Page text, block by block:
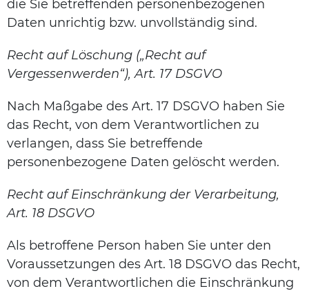
die Sie betreffenden personenbezogenen
Daten unrichtig bzw. unvollständig sind.
Recht auf Löschung („Recht auf
Vergessenwerden“), Art. 17 DSGVO
Nach Maßgabe des Art. 17 DSGVO haben Sie
das Recht, von dem Verantwortlichen zu
verlangen, dass Sie betreffende
personenbezogene Daten gelöscht werden.
Recht auf Einschränkung der Verarbeitung,
Art. 18 DSGVO
Als betroffene Person haben Sie unter den
Voraussetzungen des Art. 18 DSGVO das Recht,
von dem Verantwortlichen die Einschränkung